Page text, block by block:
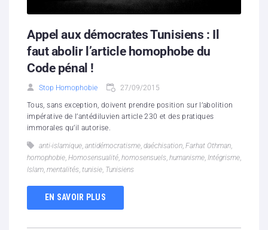
Appel aux démocrates Tunisiens : Il
faut abolir l’article homophobe du
Code pénal !
Stop Homophobie 27/09/2015
Tous, sans exception, doivent prendre position sur l’abolition
impérative de l’antédiluvien article 230 et des pratiques
immorales qu’il autorise.
anti-islamique antidémocratisme daéchisation Farhat Othman
homophobie Homosensualité homosensuels humanisme Intégrisme
Islam mentalités tunisie Tunisiens
EN SAVOIR PLUS